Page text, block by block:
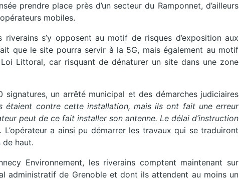
prendre place près d’un secteur du Ramponnet, d’ailleurs
mobiles.
s’y opposent au motif de risques d’exposition aux
que le site pourra servir à la 5G, mais également au motif
Littoral, car risquant de dénaturer un site dans une zone
un arrêté municipal et des démarches judiciaires
étaient contre cette installation, mais ils ont fait une erreur
peut de ce fait installer son antenne. Le délai d’instruction
a ainsi pu démarrer les travaux qui se traduiront
haut.
Environnement, les riverains comptent maintenant sur
administratif de Grenoble et dont ils attendent au moins un